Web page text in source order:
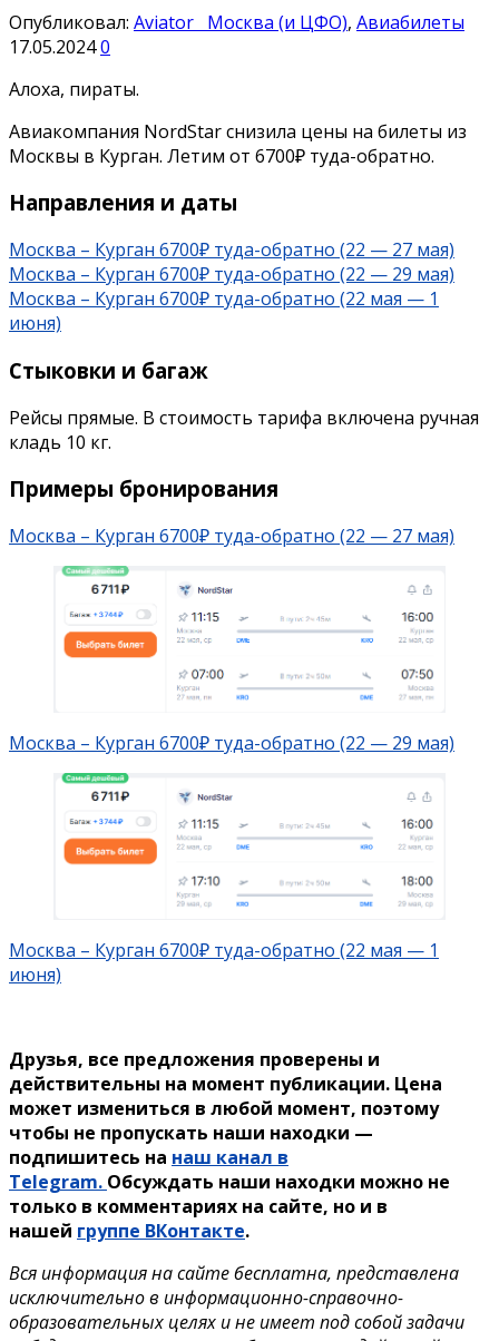
Опубликовал: Aviator Москва (и ЦФО), Авиабилеты
17.05.20240
Алоха, пираты.
Авиакомпания NordStar снизила цены на билеты из
Москвы в Курган. Летим от 6700₽ туда-обратно.
Направления и даты
Москва – Курган 6700₽ туда-обратно (22 — 27 мая)
Москва – Курган 6700₽ туда-обратно (22 — 29 мая)
Москва – Курган 6700₽ туда-обратно (22 мая — 1
июня)
Стыковки и багаж
Рейсы прямые. В стоимость тарифа включена ручная
кладь 10 кг.
Примеры бронирования
Москва – Курган 6700₽ туда-обратно (22 — 27 мая)
Москва – Курган 6700₽ туда-обратно (22 — 29 мая)
Москва – Курган 6700₽ туда-обратно (22 мая — 1
июня)
Друзья, все предложения проверены и
действительны на момент публикации. Цена
может измениться в любой момент, поэтому
чтобы не пропускать наши находки —
подпишитесь на наш канал в
Telegram. Обсуждать наши находки можно не
только в комментариях на сайте, но и в
нашей группе ВКонтакте.
Вся информация на сайте бесплатна, представлена
исключительно в информационно-справочно-
образовательных целях и не имеет под собой задачи